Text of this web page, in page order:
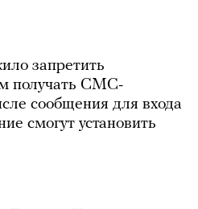
запретить
получать СМС-
сообщения для входа
смогут установить